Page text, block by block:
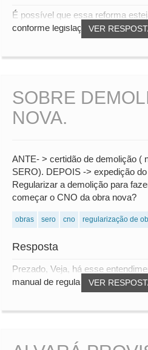
VER
É possível que essa reforma
conforme legislação a seguir: IN
SOBRE
NOVA.
ANTE- > certidão de demolição (
SERO). DEPOIS -> expedição
Regularizar a demolição para
começar o CNO da obra nova?
obras sero cno regularização de
Resposta
VER
Prezado, Veja, há esse
manual de regularização de obra: